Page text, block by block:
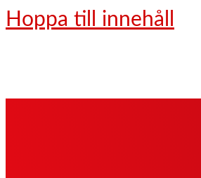
Hoppa till innehåll